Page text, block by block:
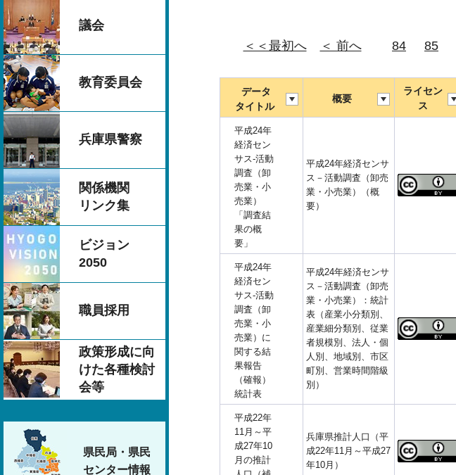
議会
教育委員会
兵庫県警察
関係機関
リンク集
ビジョン
2050
職員採用
政策形成に向
けた各種検討
会等
県民局・県民
センター情報
＜＜最初へ ＜ 前へ 84 85
データ
タイトル
概要
ライセン
ス
平成24年
経済セン
サス-活動
調査（卸
売業・小
売業）
「調査結
果の概
要」
平成24年経済センサ
ス－活動調査（卸売
業・小売業）（概
要）
平成24年
経済セン
サス-活動
調査（卸
売業・小
売業）に
関する結
果報告
（確報）
統計表
平成24年経済センサ
ス－活動調査（卸売
業・小売業）：統計
表（産業小分類別、
産業細分類別、従業
者規模別、法人・個
人別、地域別、市区
町別、営業時間階級
別）
平成22年
11月～平
成27年10
月の推計
兵庫県推計人口（平
成22年11月～平成27
年10月）